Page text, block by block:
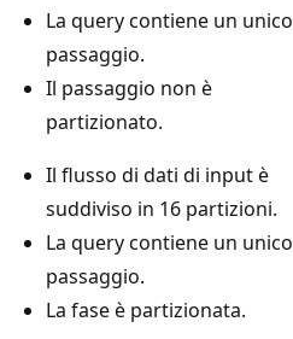
La query contiene un unico
passaggio.
Il passaggio non è
partizionato.
Il flusso di dati di input è
suddiviso in 16 partizioni.
La query contiene un unico
passaggio.
La fase è partizionata.